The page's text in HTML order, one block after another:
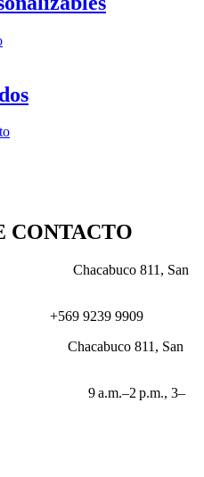
CONTACTO
811, San
9909
811, San
a.m.–2 p.m., 3–